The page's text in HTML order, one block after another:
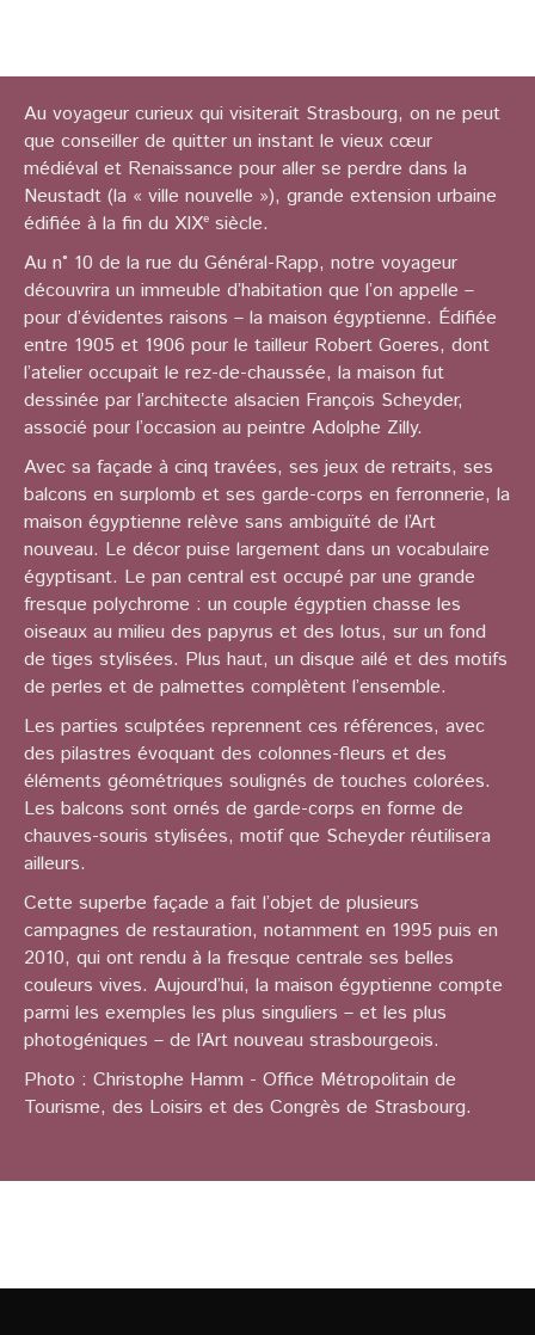
Au voyageur curieux qui visiterait Strasbourg, on ne peut
que conseiller de quitter un instant le vieux cœur
médiéval et Renaissance pour aller se perdre dans la
Neustadt (la « ville nouvelle »), grande extension urbaine
édifiée à la fin du XIXᵉ siècle.
Au n° 10 de la rue du Général-Rapp, notre voyageur
découvrira un immeuble d’habitation que l’on appelle –
pour d’évidentes raisons – la maison égyptienne. Édifiée
entre 1905 et 1906 pour le tailleur Robert Goeres, dont
l’atelier occupait le rez-de-chaussée, la maison fut
dessinée par l’architecte alsacien François Scheyder,
associé pour l’occasion au peintre Adolphe Zilly.
Avec sa façade à cinq travées, ses jeux de retraits, ses
balcons en surplomb et ses garde-corps en ferronnerie, la
maison égyptienne relève sans ambiguïté de l’Art
nouveau. Le décor puise largement dans un vocabulaire
égyptisant. Le pan central est occupé par une grande
fresque polychrome : un couple égyptien chasse les
oiseaux au milieu des papyrus et des lotus, sur un fond
de tiges stylisées. Plus haut, un disque ailé et des motifs
de perles et de palmettes complètent l’ensemble.
Les parties sculptées reprennent ces références, avec
des pilastres évoquant des colonnes-fleurs et des
éléments géométriques soulignés de touches colorées.
Les balcons sont ornés de garde-corps en forme de
chauves-souris stylisées, motif que Scheyder réutilisera
ailleurs.
Cette superbe façade a fait l’objet de plusieurs
campagnes de restauration, notamment en 1995 puis en
2010, qui ont rendu à la fresque centrale ses belles
couleurs vives. Aujourd’hui, la maison égyptienne compte
parmi les exemples les plus singuliers – et les plus
photogéniques – de l’Art nouveau strasbourgeois.
Photo : Christophe Hamm - Office Métropolitain de
Tourisme, des Loisirs et des Congrès de Strasbourg.